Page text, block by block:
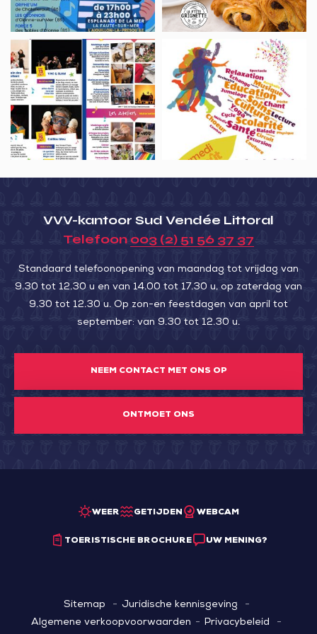
Grandes
Marées”
au
Lairoux
Enfantaisies
scolaires
Forum
des
associations
VVV-kantoor Sud Vendée Littoral
Telefoon 003 (2) 51 56 37 37
Standaard telefoonopening van maandag tot vrijdag van
9.30 tot 12.30 u en van 14.00 tot 17.30 u, op zaterdag van
9.30 tot 12.30 u. Op zon-en feestdagen van april tot
september: van 9.30 tot 12.30 u.
NEEM CONTACT MET ONS OP
ONTMOET ONS
WEER GETIJDEN WEBCAM
TOERISTISCHE BROCHURE UW MENING?
Sitemap
Juridische kennisgeving
Algemene verkoopvoorwaarden
Privacybeleid